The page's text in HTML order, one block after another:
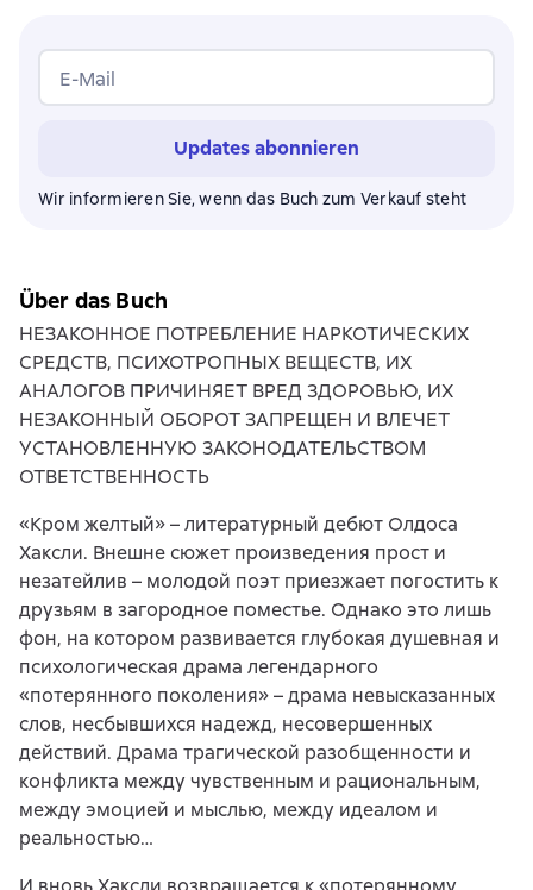
E-Mail
Updates abonnieren
Wir informieren Sie, wenn das Buch zum Verkauf steht
Über das Buch
НЕЗАКОННОЕ ПОТРЕБЛЕНИЕ НАРКОТИЧЕСКИХ
СРЕДСТВ, ПСИХОТРОПНЫХ ВЕЩЕСТВ, ИХ
АНАЛОГОВ ПРИЧИНЯЕТ ВРЕД ЗДОРОВЬЮ, ИХ
НЕЗАКОННЫЙ ОБОРОТ ЗАПРЕЩЕН И ВЛЕЧЕТ
УСТАНОВЛЕННУЮ ЗАКОНОДАТЕЛЬСТВОМ
ОТВЕТСТВЕННОСТЬ
«Кром желтый» – литературный дебют Олдоса
Хаксли. Внешне сюжет произведения прост и
незатейлив – молодой поэт приезжает погостить к
друзьям в загородное поместье. Однако это лишь
фон, на котором развивается глубокая душевная и
психологическая драма легендарного
«потерянного поколения» – драма невысказанных
слов, несбывшихся надежд, несовершенных
действий. Драма трагической разобщенности и
конфликта между чувственным и рациональным,
между эмоцией и мыслью, между идеалом и
реальностью…